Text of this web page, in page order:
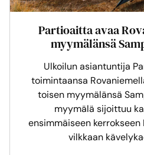
Partioaitta avaa
myymälänsä
Ulkoilun asiantuntija
toimintaansa
toisen myymälänsä
myymälä sijoittuu
ensimmäiseen
vilkkaan